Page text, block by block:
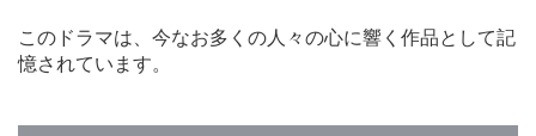
このドラマは、今なお多くの人々の心に響く作品として記
憶されています。